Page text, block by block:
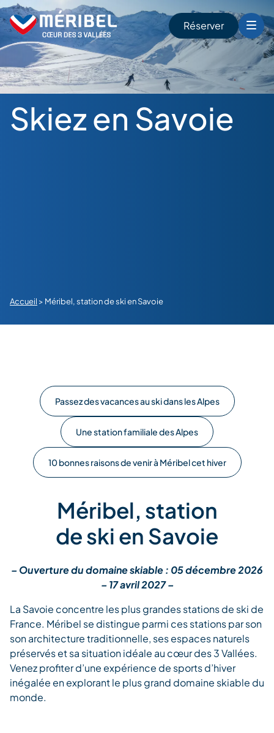
Skip
to
content
Réserver
Skiez en Savoie
Accueil > Méribel, station de ski en Savoie
Passez des vacances au ski dans les Alpes
Une station familiale des Alpes
10 bonnes raisons de venir à Méribel cet hiver
Méribel, station
de ski en Savoie
– Ouverture du domaine skiable : 05 décembre 2026
– 17 avril 2027 –
La Savoie concentre les plus grandes stations de ski de
France. Méribel se distingue parmi ces stations par son
son architecture traditionnelle, ses espaces naturels
préservés et sa situation idéale au cœur des 3 Vallées.
Venez profiter d’une expérience de sports d’hiver
inégalée en explorant le plus grand domaine skiable du
monde.